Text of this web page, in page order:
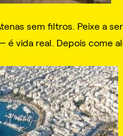
sem filtros. Peixe a
é vida real. Depois come